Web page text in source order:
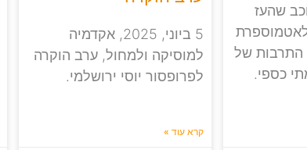
שהעז
התרבות של
כספי.
5 ביוני, 2025, אקדמיה
למוסיקה ולמחול, ערב הוקרה
לפרופסור יוסי ירושלמי.
קרא עוד »